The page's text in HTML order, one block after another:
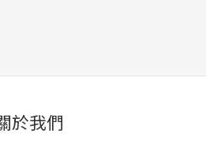
於我們